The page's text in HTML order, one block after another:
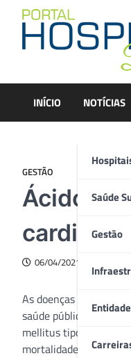
content
INÍCIO NOTÍCIAS
Saúde
Gestão
GESTÃO
Ácidos
06/04/2021
As doenças crônicas
saúde pública em
mellitus tipo 2,
mortalidade na